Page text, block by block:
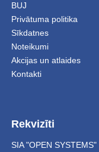
BUJ
Privātuma politika
Sīkdatnes
Noteikumi
Akcijas un atlaides
Kontakti
Rekvizīti
SIA "OPEN SYSTEMS"